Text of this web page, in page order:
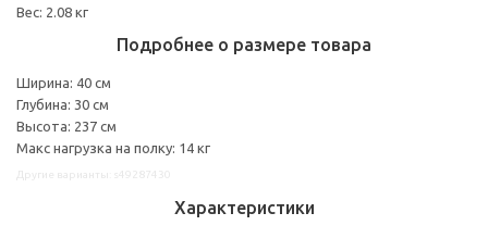
Вес: 2.08 кг
Подробнее о размере товара
Ширина: 40 см
Глубина: 30 см
Высота: 237 см
Макс нагрузка на полку: 14 кг
Характеристики